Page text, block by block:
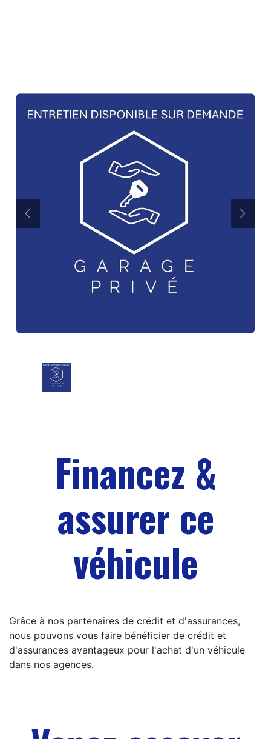
Précédent
Financez &
assurer ce
véhicule
Grâce à nos partenaires de crédit et d'assurances,
nous pouvons vous faire bénéficier de crédit et
d'assurances avantageux pour l'achat d'un véhicule
dans nos agences.